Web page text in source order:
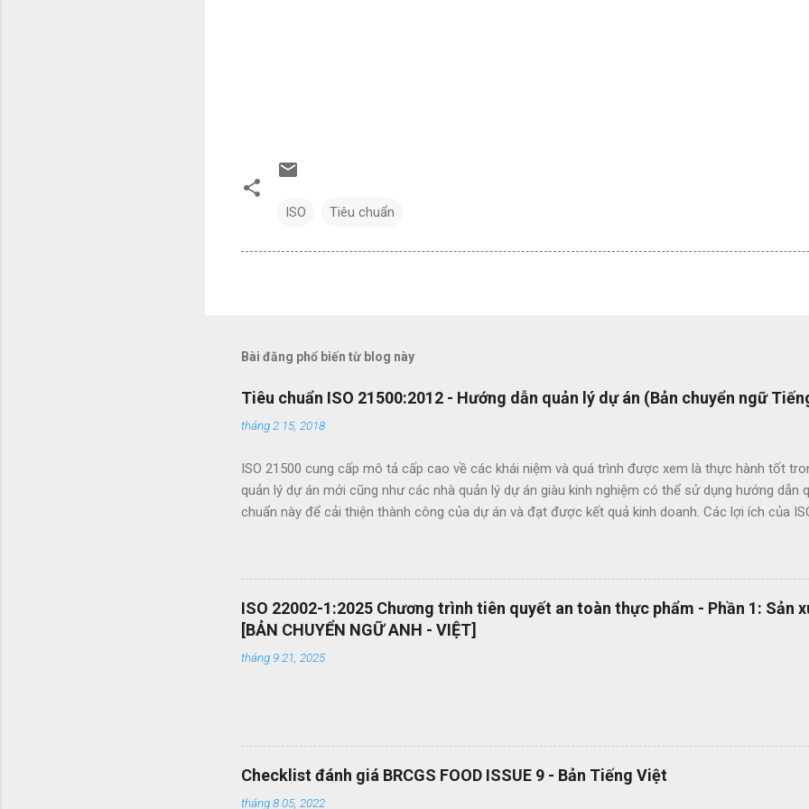
ISO Tiêu chuẩn
Bài đăng phổ biến từ blog này
Tiêu chuẩn ISO 21500:2012 - Hướng dẫn quản lý dự án (Bản chuyển ngữ
tháng 2 15, 2018
ISO 21500 cung cấp mô tả cấp cao về các khái niệm và quá trình được xem là thực hành tốt
quản lý dự án mới cũng như các nhà quản lý dự án giàu kinh nghiệm có thể sử dụng hướng dẫn
chuẩn này để cải thiện thành công của dự án và đạt được kết quả kinh doanh. Các lợi ích của
trình đấu thầu hiệu quả thông qua việc sử dụng thuật ngữ quản lý dự án một cách nhất quán
nhân viên quản lý dự án và khả năng làm việc trong các dự án quốc tế Cung cấp các nguyên
mang tính phổ quát OEMS Chuyển đổi số quy trình thật đơn giản. Hiện tại bộ quy trình ISO của
dạng bản in? OEMS là một công cụ tuyệt vời giúp bạn chuyển đổi số bộ quy trình của mình một
chóng, giúp bạn cắt giảm nhiều loại lãng phí liên q...
ISO 22002-1:2025 Chương trình tiên quyết an toàn thực phẩm - Phần 1: Sản
[BẢN CHUYỂN NGỮ ANH - VIỆT]
tháng 9 21, 2025
Checklist đánh giá BRCGS FOOD ISSUE 9 - Bản Tiếng Việt
tháng 8 05, 2022